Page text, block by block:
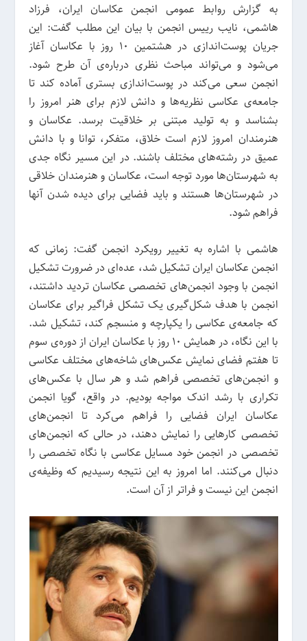
به گزارش روابط عمومی انجمن عکاسان ایران، فرزاد
هاشمی، نایب رییس انجمن با بیان این مطلب گفت: این
جریان پوست‌اندازی در هشتمین 10 روز با عکاسان آغاز
می‌شود و می‌تواند مباحث نظری درباره‌ی آن طرح شود.
انجمن سعی می‌کند در پوست‌اندازی بستری آماده کند تا
جامعه‌ی عکاسی نظریه‌ها و دانش لازم برای هنر امروز را
بشناسد و به تولید مبتنی بر خلاقیت برسد. عکاسان و
هنرمندان امروز لازم است خلاق، متفکر، توانا و با دانش
عمیق در رشته‌های مختلف باشند. در این مسیر نگاه جدی
به شهرستان‌ها مورد توجه است، عکاسان و هنرمندان خلاقی
در شهرستان‌ها هستند و باید فضایی برای دیده شدن آنها
فراهم شود.
هاشمی با اشاره به تغییر رویکرد انجمن گفت: زمانی که
انجمن عکاسان ایران تشکیل شد، عده‌ای در ضرورت تشکیل
انجمن با وجود انجمن‌های تخصصی عکاسان تردید داشتند،
انجمن با هدف شکل‌گیری یک تشکل فراگیر برای عکاسان
که جامعه‌ی عکاسی را یکپارچه و منسجم کند، تشکیل شد.
با این نگاه، در همایش 10 روز با عکاسان ایران از دوره‌ی سوم
تا هفتم فضای نمایش عکس‌های شاخه‌های مختلف عکاسی
و انجمن‌های تخصصی فراهم شد و هر سال با عکس‌های
تکراری با رشد اندک مواجه بودیم. در واقع، گویا انجمن
عکاسان ایران فضایی را فراهم می‌کرد تا انجمن‌های
تخصصی کارهایی را نمایش دهند، در حالی که انجمن‌های
تخصصی در انجمن خود مسایل عکاسی با نگاه تخصصی را
دنبال می‌کنند. اما امروز به این نتیجه رسیدیم که وظیفه‌ی
انجمن این نیست و فراتر از آن است.